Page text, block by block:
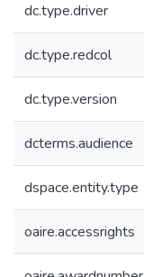
dc.type.driver
dc.type.redcol
dc.type.version
dcterms.audience
dspace.entity.type
oaire.accessrights